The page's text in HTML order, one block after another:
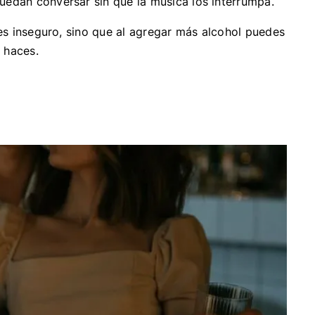
inseguro, sino que al agregar más alcohol puedes